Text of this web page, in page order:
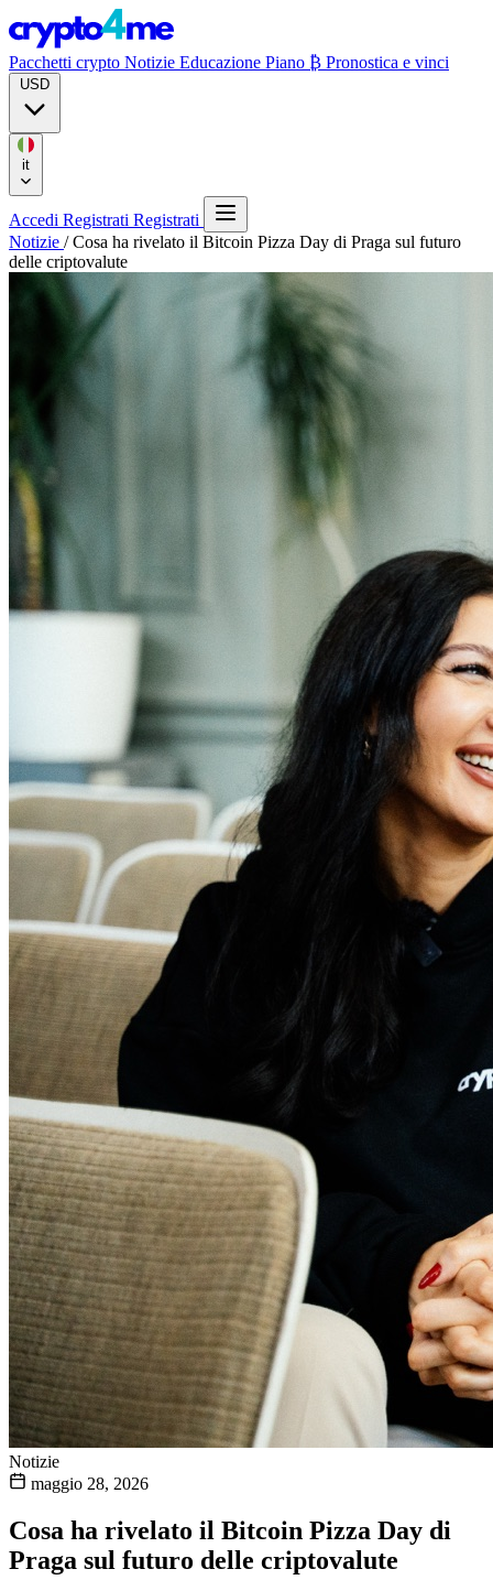
Pacchetti crypto Notizie Educazione Piano ₿ Pronostica e vinci
Accedi Registrati Registrati
Notizie / Cosa ha rivelato il Bitcoin Pizza Day di Praga sul futuro
delle criptovalute
Notizie
maggio 28, 2026
Cosa ha rivelato il Bitcoin Pizza Day di
Praga sul futuro delle criptovalute